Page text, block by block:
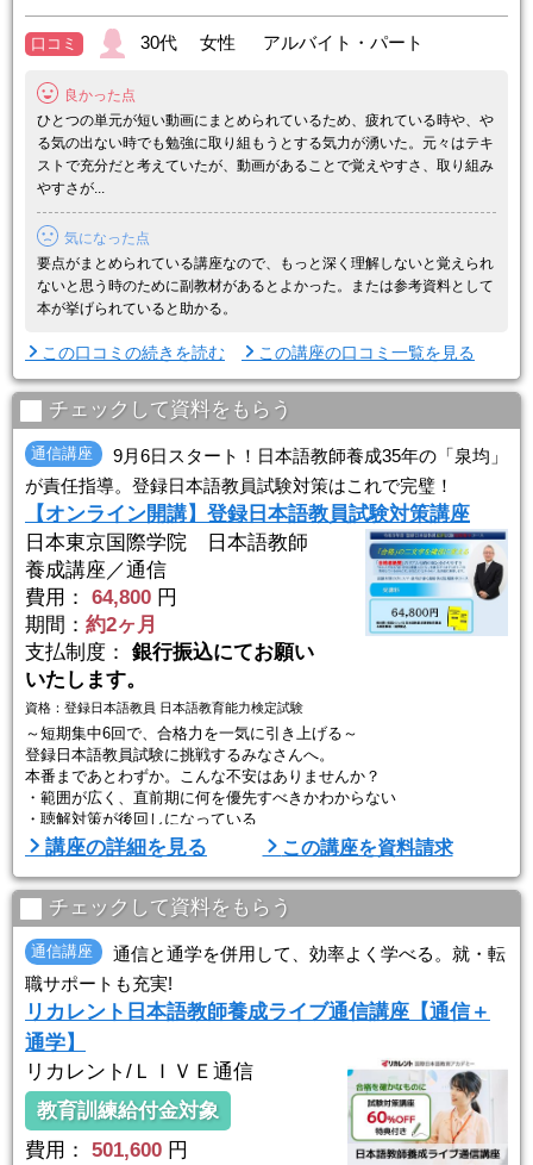
口コミ 30代 女性 アルバイト・パート
良かった点
ひとつの単元が短い動画にまとめられているため、疲れている時や、や
る気の出ない時でも勉強に取り組もうとする気力が湧いた。元々はテキ
ストで充分だと考えていたが、動画があることで覚えやすさ、取り組み
やすさが...
気になった点
要点がまとめられている講座なので、もっと深く理解しないと覚えられ
ないと思う時のために副教材があるとよかった。または参考資料として
本が挙げられていると助かる。
この口コミの続きを読む この講座の口コミ一覧を見る
チェックして資料をもらう
通信講座
9月6日スタート！日本語教師養成35年の「泉均」
が責任指導。登録日本語教員試験対策はこれで完璧！
【オンライン開講】登録日本語教員試験対策講座
日本東京国際学院 日本語教師
養成講座／通信
費用：
64,800 円
期間： 約2ヶ月
支払制度： 銀行振込にてお願い
いたします。
資格：登録日本語教員 日本語教育能力検定試験
～短期集中6回で、合格力を一気に引き上げる～
登録日本語教員試験に挑戦するみなさんへ。
本番まであとわずか。こんな不安はありませんか？
・範囲が広く、直前期に何を優先すべきかわからない
・聴解対策が後回しになっている
・重要ポイントを整理しきれていない
・限られた時間で得点力を伸ばしたい
その不安、6回で「得点できる力」に変えます。
JTIS 登録日本語教員試験対策講座（2026年度版）
今年は9月・10月の短期集中（全6回）オンライン開催。
直前期だからこそ必要な「出る論点」「落とせ ...
講座の詳細を見る この講座を資料請求
チェックして資料をもらう
通信講座
通信と通学を併用して、効率よく学べる。就・転
職サポートも充実!
リカレント日本語教師養成ライブ通信講座【通信＋
通学】
リカレント/ＬＩＶＥ通信
教育訓練給付金対象
費用：
501,600 円